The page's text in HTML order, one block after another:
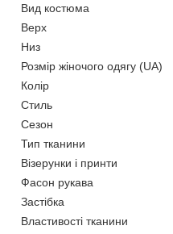
Вид костюма
Верх
Низ
Розмір жіночого одягу (UA)
Колір
Стиль
Сезон
Тип тканини
Візерунки і принти
Фасон рукава
Застібка
Властивості тканини